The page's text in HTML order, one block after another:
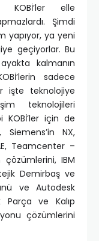
KOBİ’ler elle
Şimdi
yapıyor, ya yeni
geçiyorlar. Bu
kalmanın
sadece
işte teknolojiye
teknolojileri
KOBİ’ler için de
Siemens’in NX,
Teamcenter –
IBM
Demirbaş ve
ve Autodesk
Parça ve Kalıp
çözümlerini